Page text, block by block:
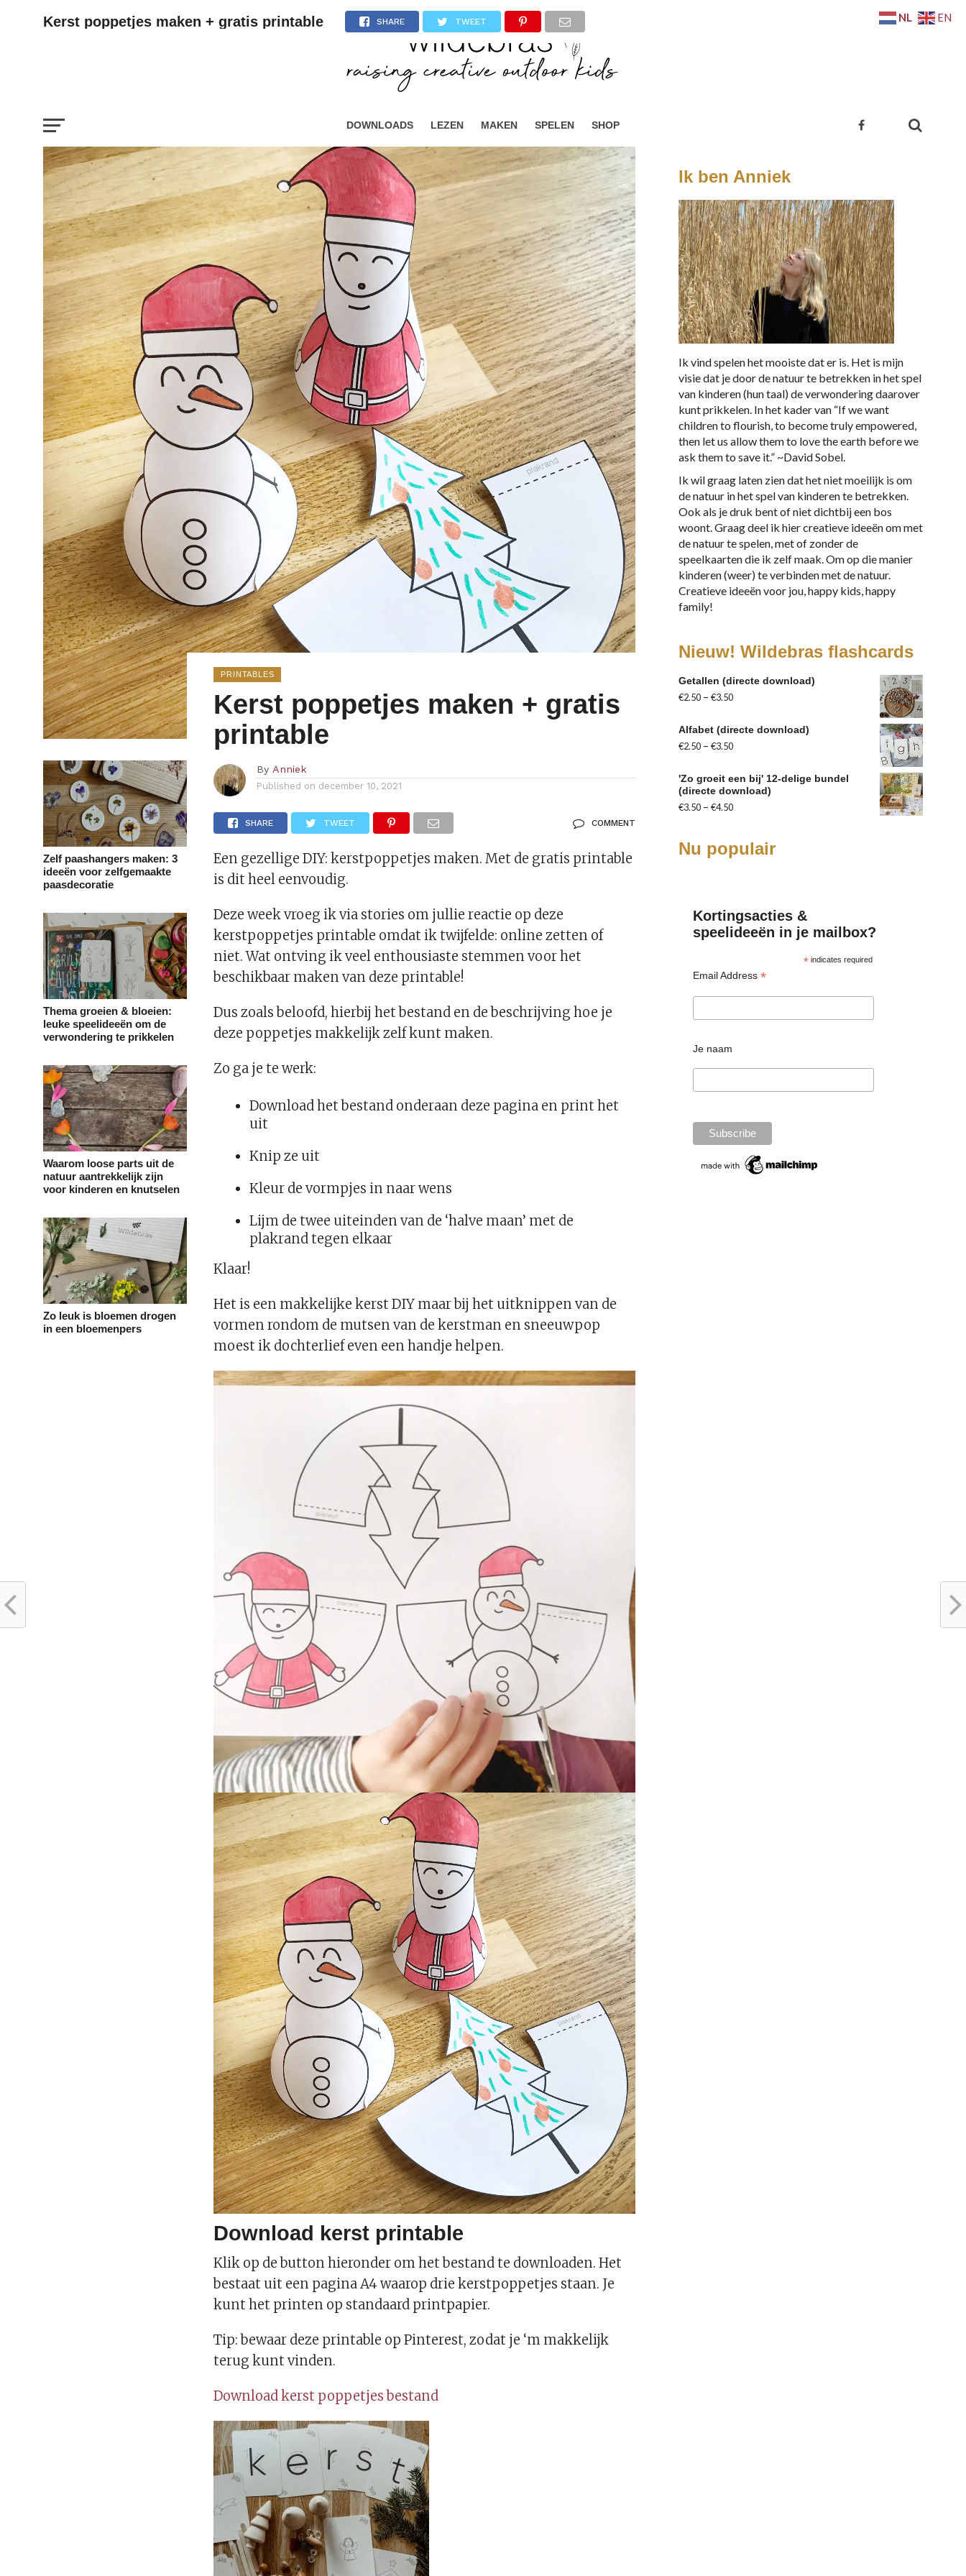
DOWNLOADS LEZEN MAKEN SPELEN SHOP
Kerst poppetjes maken + gratis printable SHARE TWEET
Zelf paashangers maken: 3
ideeën voor zelfgemaakte
paasdecoratie
Thema groeien & bloeien:
leuke speelideeën om de
verwondering te prikkelen
Waarom loose parts uit de
natuur aantrekkelijk zijn
voor kinderen en knutselen
Zo leuk is bloemen drogen
in een bloemenpers
PRINTABLES
Kerst poppetjes maken + gratis
printable
By Anniek
Published on december 10, 2021
SHARE TWEET COMMENT
Een gezellige DIY: kerstpoppetjes maken. Met de gratis printable
is dit heel eenvoudig.
Deze week vroeg ik via stories om jullie reactie op deze
kerstpoppetjes printable omdat ik twijfelde: online zetten of
niet. Wat ontving ik veel enthousiaste stemmen voor het
beschikbaar maken van deze printable!
Dus zoals beloofd, hierbij het bestand en de beschrijving hoe je
deze poppetjes makkelijk zelf kunt maken.
Zo ga je te werk:
Download het bestand onderaan deze pagina en print het
uit
Knip ze uit
Kleur de vormpjes in naar wens
Lijm de twee uiteinden van de ‘halve maan’ met de
plakrand tegen elkaar
Klaar!
Het is een makkelijke kerst DIY maar bij het uitknippen van de
vormen rondom de mutsen van de kerstman en sneeuwpop
moest ik dochterlief even een handje helpen.
Download kerst printable
Klik op de button hieronder om het bestand te downloaden. Het
bestaat uit een pagina A4 waarop drie kerstpoppetjes staan. Je
kunt het printen op standaard printpapier.
Tip: bewaar deze printable op Pinterest, zodat je ‘m makkelijk
terug kunt vinden.
Download kerst poppetjes bestand
Ik ben Anniek
Ik vind spelen het mooiste dat er is. Het is mijn
visie dat je door de natuur te betrekken in het spel
van kinderen (hun taal) de verwondering daarover
kunt prikkelen. In het kader van “If we want
children to flourish, to become truly empowered,
then let us allow them to love the earth before we
ask them to save it.” ~David Sobel.
Ik wil graag laten zien dat het niet moeilijk is om
de natuur in het spel van kinderen te betrekken.
Ook als je druk bent of niet dichtbij een bos
woont. Graag deel ik hier creatieve ideeën om met
de natuur te spelen, met of zonder de
speelkaarten die ik zelf maak. Om op die manier
kinderen (weer) te verbinden met de natuur.
Creatieve ideeën voor jou, happy kids, happy
family!
Nieuw! Wildebras flashcards
Getallen (directe download)
€2.50 – €3.50
Alfabet (directe download)
€2.50 – €3.50
'Zo groeit een bij' 12-delige bundel
(directe download)
€3.50 – €4.50
Nu populair
Kortingsacties &
speelideeën in je mailbox?
*indicates required
Email Address *
Je naam
NL EN